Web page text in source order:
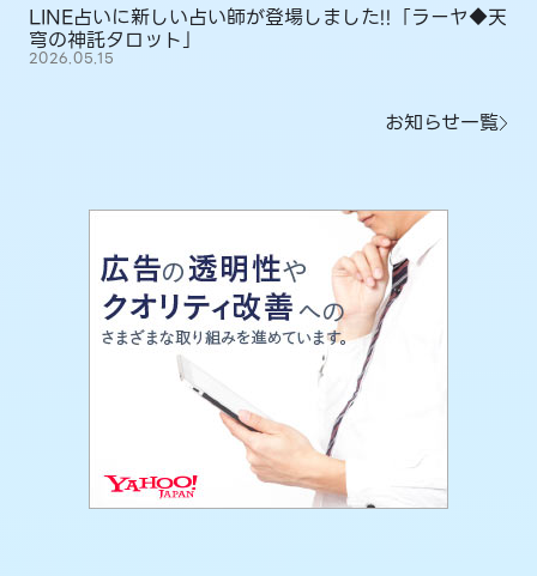
LINE占いに新しい占い師が登場しました!!「ラーヤ◆天
穹の神託タロット」
2026.05.15
お知らせ一覧